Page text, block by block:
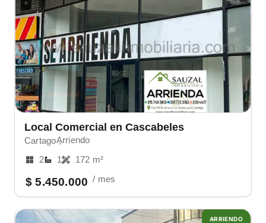
Local Comercial en Cascabeles
Cartago ,Arriendo
2
1 172 m²
$ 5.450.000 / mes
ARRIENDO